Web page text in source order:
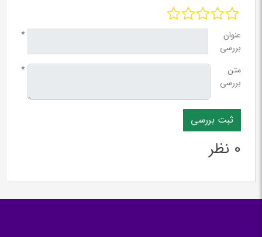
عنوان
بررسی
*
متن
بررسی
*
0 نظر